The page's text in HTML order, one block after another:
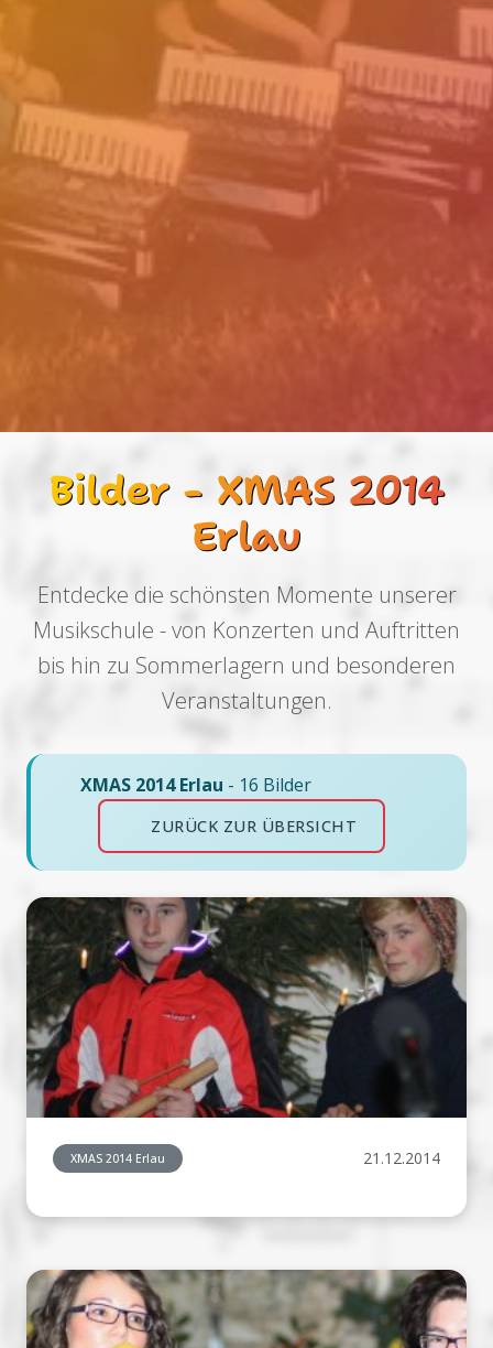
Bilder - XMAS 2014
Erlau
Entdecke die schönsten Momente unserer
Musikschule - von Konzerten und Auftritten
bis hin zu Sommerlagern und besonderen
Veranstaltungen.
XMAS 2014 Erlau - 16 Bilder
ZURÜCK ZUR ÜBERSICHT
XMAS 2014 Erlau 21.12.2014